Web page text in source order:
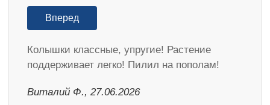
Вперед
Колышки классные, упругие! Растение
поддерживает легко! Пилил на пополам!
Виталий Ф., 27.06.2026